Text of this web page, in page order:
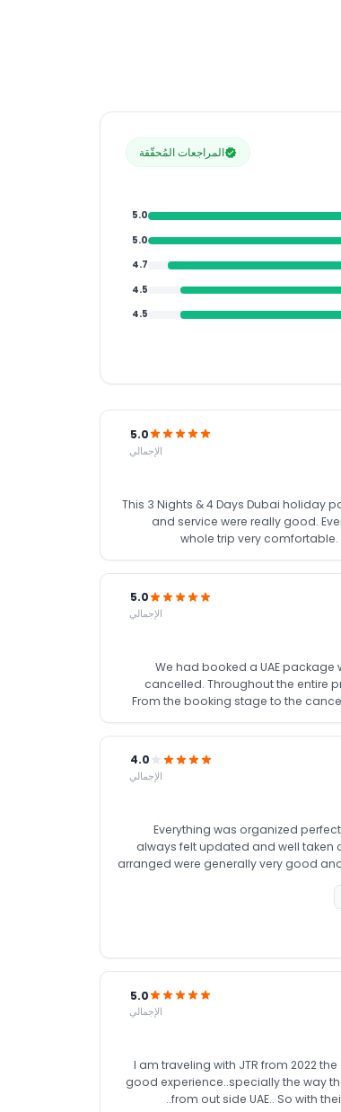
المراجعات المُحقّقة
5.0
5.0
4.7
4.5
4.5
5.0
الإجمالي
This 3 Nights & 4 Days Dubai holiday
and service were really good.
whole trip very
whole journey. Overall, it’s a
5.0
الإجمالي
We had booked a UAE package
cancelled. Throughout the entire
From the booking stage to the
with. Overall, it was a great experience in terms of service and communication, and we truly appreciate the smooth handling of
4.0
الإجمالي
Everything was organized
always felt updated and well taken
arranged were generally very good and professional. The Dubai city tour was slightly limited
package still felt very well planned and
the
5.0
الإجمالي
I am traveling with JTR from 2022
good experience..specially the way
from out side UAE.. So with